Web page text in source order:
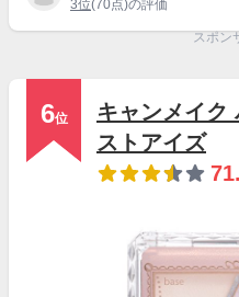
3位(70点)の評価
スポン
6位
キャンメイク
ストアイズ